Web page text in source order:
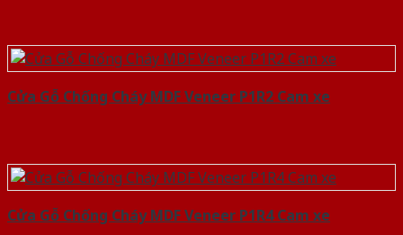
Cửa Gỗ Chống Cháy MDF Veneer P1R2 Cam xe
Cửa Gỗ Chống Cháy MDF Veneer P1R4 Cam xe